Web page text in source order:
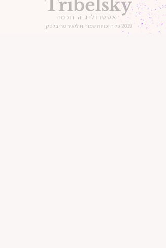
אסטרולוגיה חכמה
2019 כל הזכויות שמורות ליאיר טריבלסקי